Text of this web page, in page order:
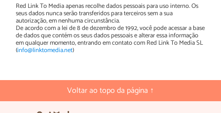
Red Link To Media apenas recolhe dados pessoais para uso interno. Os
seus dados nunca serão transferidos para terceiros sem a sua
autorização, em nenhuma circunstância.
De acordo com a lei de 8 de dezembro de 1992, você pode acessar a base
de dados que contém os seus dados pessoais e alterar essa informação
em qualquer momento, entrando em contato com Red Link To Media SL
(info@linktomedia.net)
Voltar ao topo da página ↑